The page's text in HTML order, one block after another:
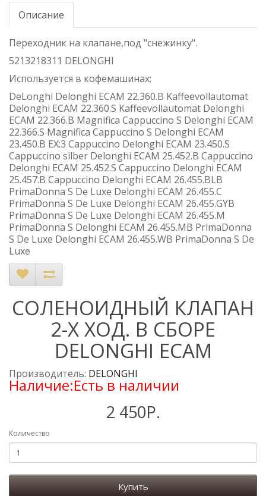
Описание
Переходник на клапане,под "снежинку".
5213218311 DELONGHI
Используется в кофемашинах:
DeLonghi Delonghi ECAM 22.360.B Kaffeevollautomat
Delonghi ECAM 22.360.S Kaffeevollautomat Delonghi
ECAM 22.366.B Magnifica Cappuccino S Delonghi ECAM
22.366.S Magnifica Cappuccino S Delonghi ECAM
23.450.B EX:3 Cappuccino Delonghi ECAM 23.450.S
Cappuccino silber Delonghi ECAM 25.452.B Cappuccino
Delonghi ECAM 25.452.S Cappuccino Delonghi ECAM
25.457.B Cappuccino Delonghi ECAM 26.455.BLB
PrimaDonna S De Luxe Delonghi ECAM 26.455.C
PrimaDonna S De Luxe Delonghi ECAM 26.455.GYB
PrimaDonna S De Luxe Delonghi ECAM 26.455.M
PrimaDonna S Delonghi ECAM 26.455.MB PrimaDonna
S De Luxe Delonghi ECAM 26.455.WB PrimaDonna S De
Luxe
СОЛЕНОИДНЫЙ КЛАПАН
2-Х ХОД. В СБОРЕ
DELONGHI ECAM
Производитель: DELONGHI
Наличие:Есть в наличии
2 450Р.
Количество
Купить